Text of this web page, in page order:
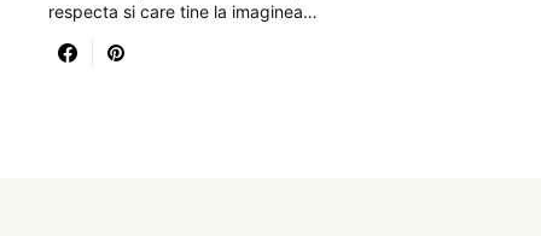
respecta si care tine la imaginea…